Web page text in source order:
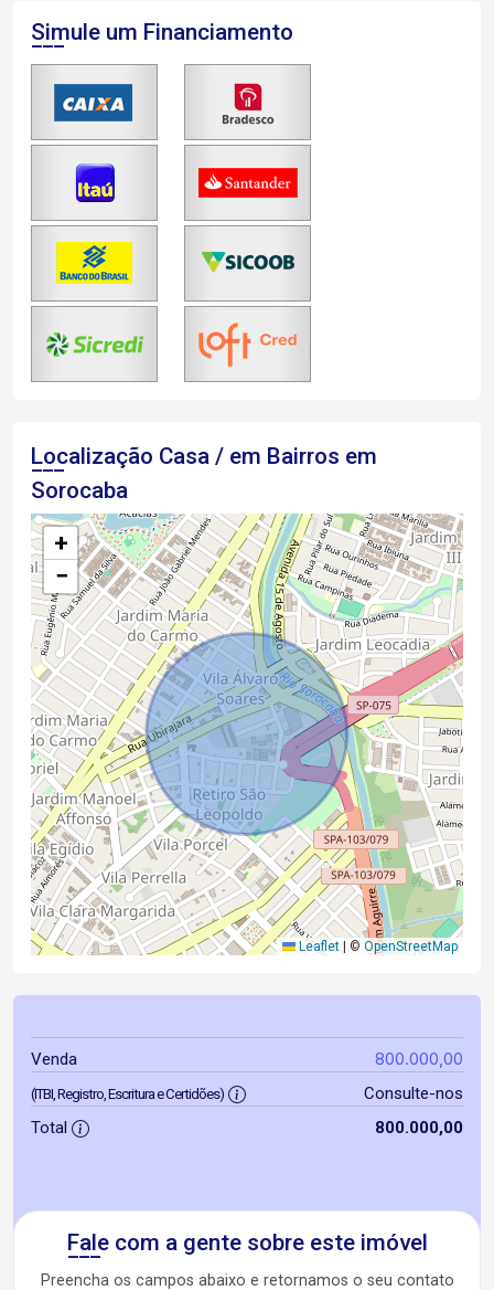
Simule um Financiamento
Localização Casa / em Bairros em
Sorocaba
+
−
Leaflet © OpenStreetMap
Venda 800.000,00
(ITBI, Registro, Escritura e Certidões)
Consulte-nos
Total
800.000,00
Fale com a gente sobre este imóvel
Preencha os campos abaixo e retornamos o seu contato